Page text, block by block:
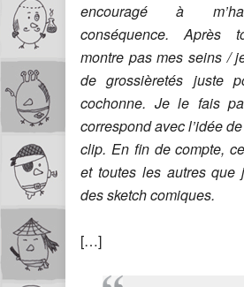
encouragé à
conséquence. Après
montre pas mes seins /
de grossièretés juste
cochonne. Je le fais
correspond avec l’idée
clip. En fin de compte,
et toutes les autres que
des sketch comiques.
[…]